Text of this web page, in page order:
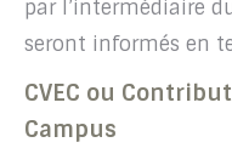
par l’intermédiaire
seront informés en
CVEC ou
Campus